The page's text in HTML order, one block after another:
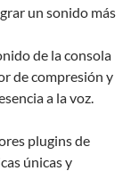
un sonido más
de la consola
de compresión y
a la voz.
plugins de
únicas y